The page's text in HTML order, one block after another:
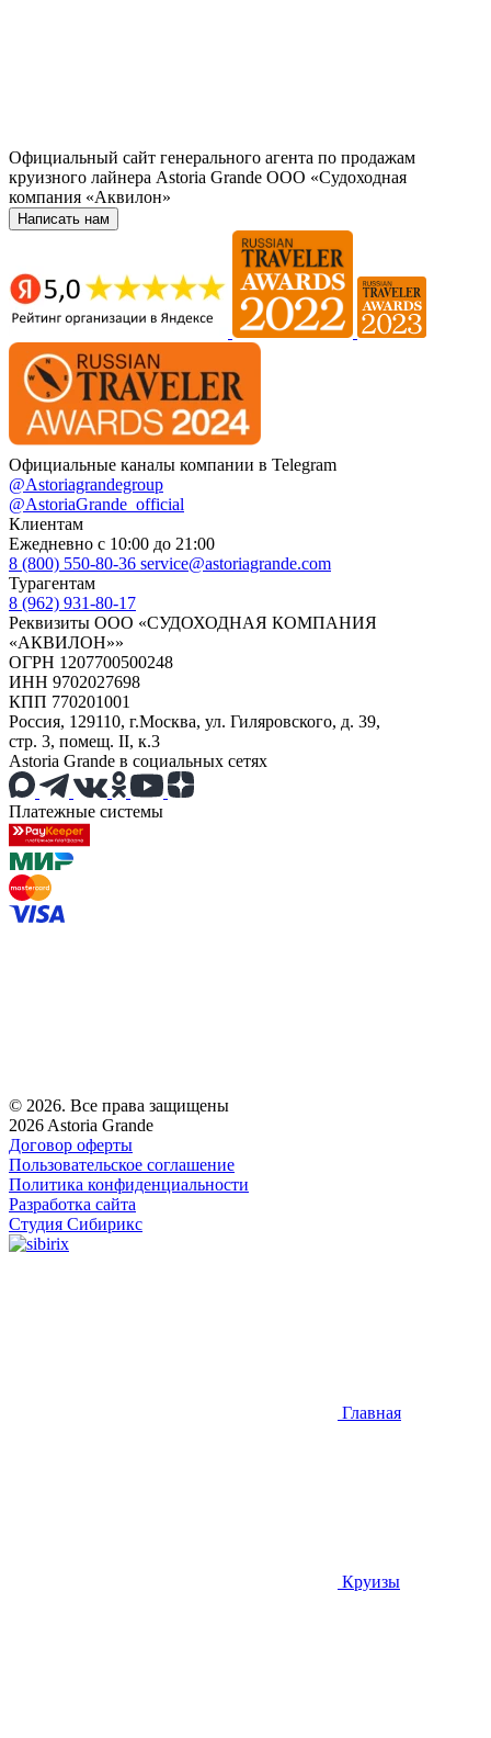
Официальный сайт генерального агента по продажам
круизного лайнера Astoria Grande ООО «Судоходная
компания «Аквилон»
Написать нам
Официальные каналы компании в Telegram
@Astoriagrandegroup
@AstoriaGrande_official
Клиентам
Ежедневно с 10:00 до 21:00
8 (800) 550-80-36 service@astoriagrande.com
Турагентам
8 (962) 931-80-17
Реквизиты ООО «СУДОХОДНАЯ КОМПАНИЯ
«АКВИЛОН»»
ОГРН 1207700500248
ИНН 9702027698
КПП 770201001
Россия, 129110, г.Москва, ул. Гиляровского, д. 39,
стр. 3, помещ. II, к.3
Astoria Grande в социальных сетях
Платежные системы
© 2026. Все права защищены
2026 Astoria Grande
Договор оферты
Пользовательское соглашение
Политика конфиденциальности
Разработка сайта
Студия Сибирикс
Главная
Круизы